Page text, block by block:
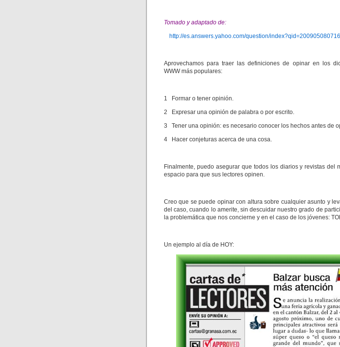
Tomado y adaptado de:
http://es.answers.yahoo.com/question/
Aprovechamos para traer las definiciones de opinar en los
WWW más populares:
1 Formar o tener opinión.
2 Expresar una opinión de palabra o por escrito.
3 Tener una opinión: es necesario conocer los hechos antes de
4 Hacer conjeturas acerca de una cosa.
Finalmente, puedo asegurar que todos los diarios y revistas del
espacio para que sus lectores opinen.
Creo que se puede opinar con altura sobre cualquier asunto y
del caso, cuando lo amerite, sin descuidar nuestro grado de
la problemática que nos concierne y en el caso de los jóvenes:
Un ejemplo al día de HOY: